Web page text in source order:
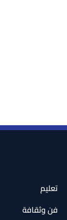
تعليم
فن وثقافة